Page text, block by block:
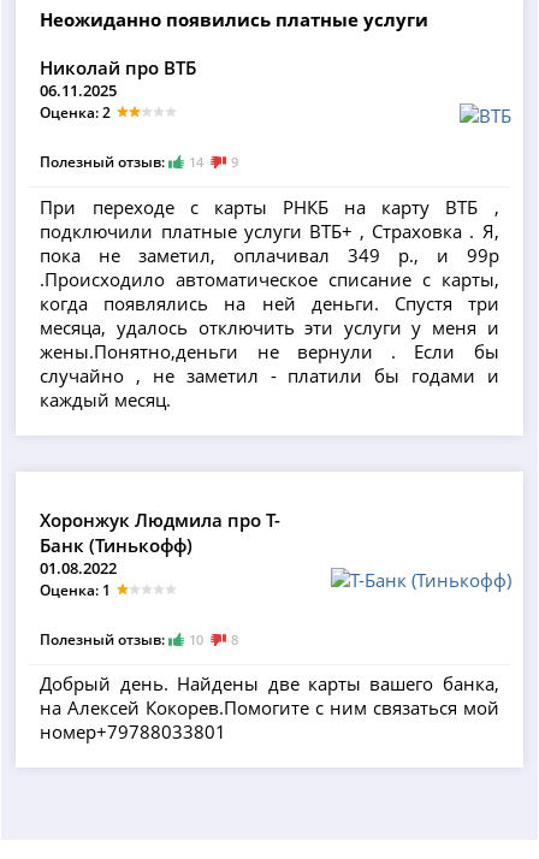
Неожиданно появились платные услуги
Николай про ВТБ
06.11.2025
Оценка: 2
Полезный отзыв: 14 9
При переходе с карты РНКБ на карту ВТБ ,
подключили платные услуги ВТБ+ , Страховка . Я,
пока не заметил, оплачивал 349 р., и 99р
.Происходило автоматическое списание с карты,
когда появлялись на ней деньги. Спустя три
месяца, удалось отключить эти услуги у меня и
жены.Понятно,деньги не вернули . Если бы
случайно , не заметил - платили бы годами и
каждый месяц.
Хоронжук Людмила про Т-
Банк (Тинькофф)
01.08.2022
Оценка: 1
Полезный отзыв: 10 8
Добрый день. Найдены две карты вашего банка,
на Алексей Кокорев.Помогите с ним связаться мой
номер+79788033801